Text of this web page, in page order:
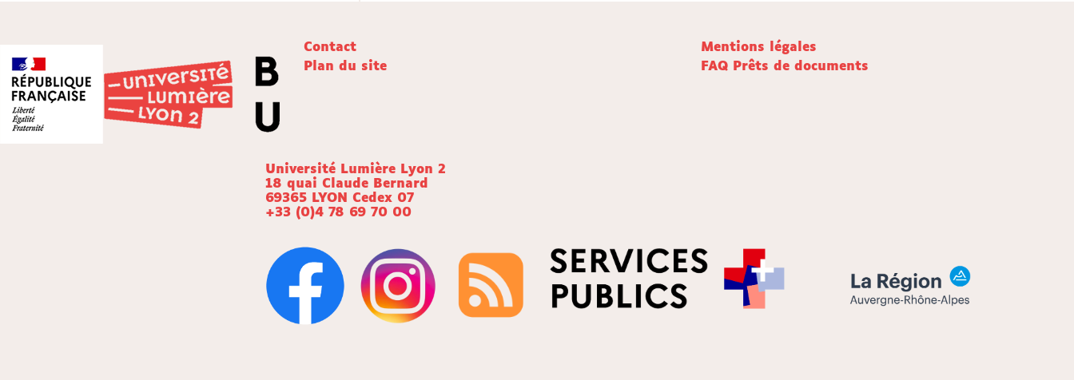
Contact
Mentions légales
Plan du site
FAQ Prêts de documents
Université Lumière Lyon 2
18 quai Claude Bernard
69365 LYON Cedex 07
+33 (0)4 78 69 70 00